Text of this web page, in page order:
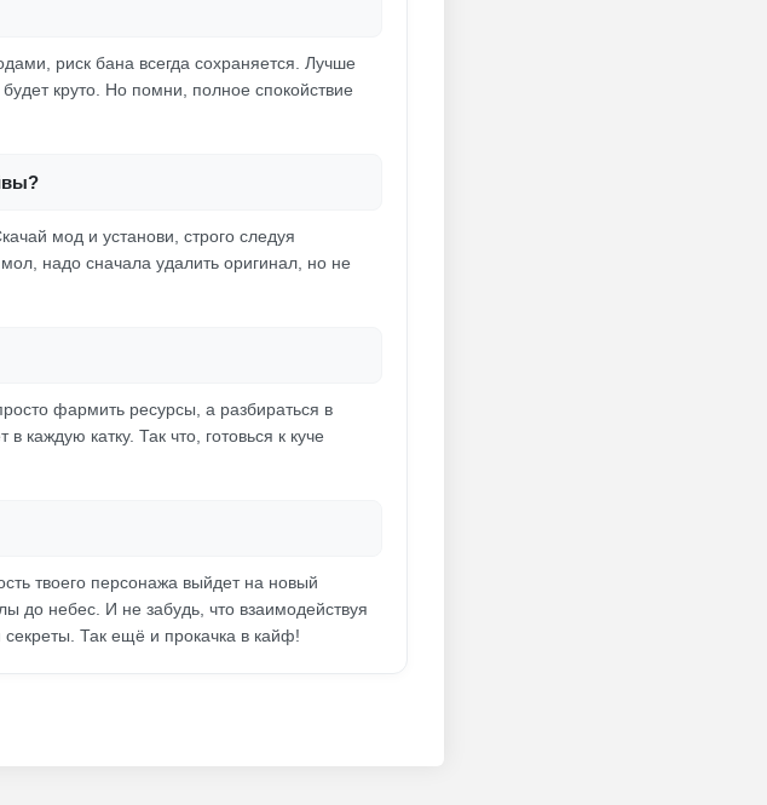
риск бана всегда сохраняется. Лучше
круто. Но помни, полное спокойствие
мод и установи, строго следуя
надо сначала удалить оригинал, но не
фармить ресурсы, а разбираться в
каждую катку. Так что, готовься к куче
твоего персонажа выйдет на новый
до небес. И не забудь, что взаимодействуя
Так ещё и прокачка в кайф!